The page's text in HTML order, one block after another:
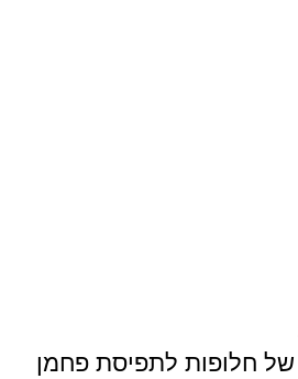
חלופות לתפיסת פחמן